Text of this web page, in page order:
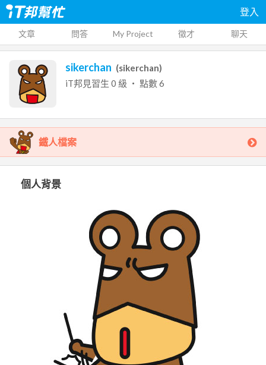
登入
文章 問答 My Project 徵才 聊天
sikerchan (sikerchan)
iT邦見習生 0 級 ‧ 點數6
鐵人檔案
個人背景